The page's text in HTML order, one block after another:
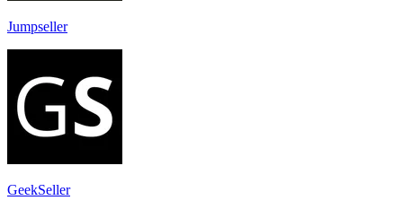
Jumpseller
GeekSeller